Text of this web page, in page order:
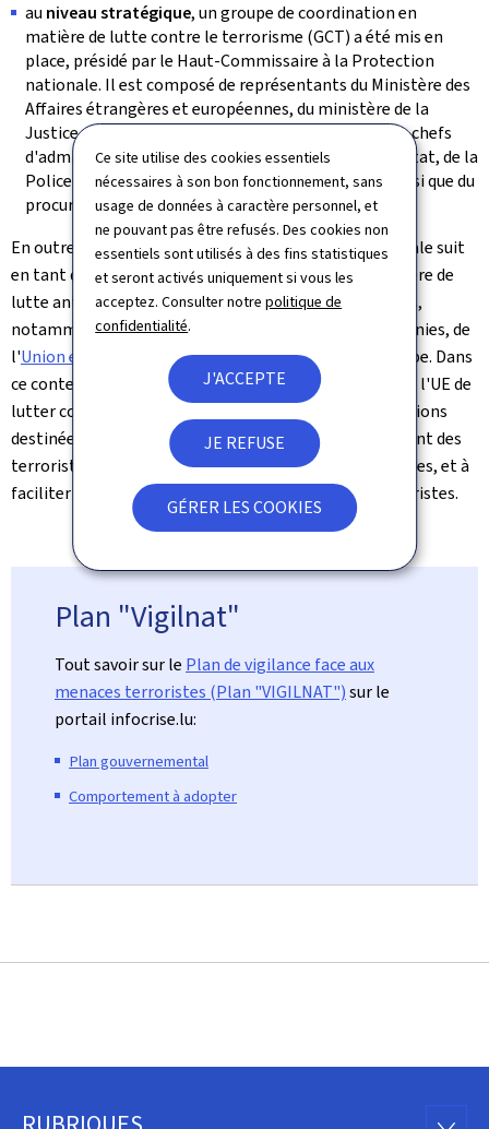
Ce site utilise des cookies essentiels
nécessaires à son bon fonctionnement, sans
usage de données à caractère personnel, et
ne pouvant pas être refusés. Des cookies non
essentiels sont utilisés à des fins statistiques
et seront activés uniquement si vous les
acceptez. Consulter notrepolitique de
confidentialité.
J'ACCEPTE
JE REFUSE
GÉRER LES COOKIES
au niveau stratégique, un groupe de coordination en
matière de lutte contre le terrorisme (GCT) a été mis en
place, présidé par le Haut-Commissaire à la Protection
nationale. Il est composé de représentants du Ministère des
Affaires étrangères et européennes, du ministère de la
Justice, du ministère de la Sécurité intérieure et des chefs
d'administration du Service de renseignement de l'État, de la
Police grand-ducale, du procureur général d'État ainsi que du
procureur d'État à Luxembourg.
En outre, le Haut-Commissaire à la protection nationale suit
en tant que coordinateur national les travaux en matière de
lutte antiterroriste dans les enceintes internationales,
notamment au niveau de l'Organisation des Nations Unies, de
l'Union européenne (UE)ainsi que du Conseil de l’Europe. Dans
ce contexte, les résolutions de l'ONU et la stratégie de l'UE de
lutter contre le terrorisme fixent un cadre pour les actions
destinées à empêcher la radicalisation et le recrutement des
terroristes, à protéger les citoyens et les infrastructures, et à
faciliter les enquêtes et les poursuites visant les terroristes.
Plan "Vigilnat"
Tout savoir sur le Plan de vigilance face aux
menaces terroristes (Plan "VIGILNAT")sur le
portail infocrise.lu:
Plan gouvernemental
Comportement à adopter